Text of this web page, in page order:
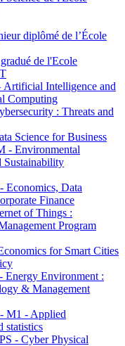
diplômé de l’École
de l'Ecole
Intelligence and
Computing
: Threats and
Science for Business
- Environmental
Sustainability
Data
Finance
of Things :
Program
for Smart Cities
Energy Environment :
& Management
M1 - Applied
statistics
- Cyber Physical